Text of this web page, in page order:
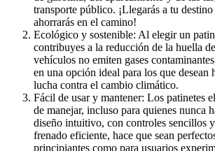
transporte público. ¡Llegarás a tu
ahorrarás en el camino!
Ecológico y sostenible: Al elegir un
contribuyes a la reducción de la huella
vehículos no emiten gases
en una opción ideal para los que desean
lucha contra el cambio climático.
Fácil de usar y mantener: Los patinetes
de manejar, incluso para quienes nunca
diseño intuitivo, con controles sencillos
frenado eficiente, hace que sean
principiantes como para usuarios